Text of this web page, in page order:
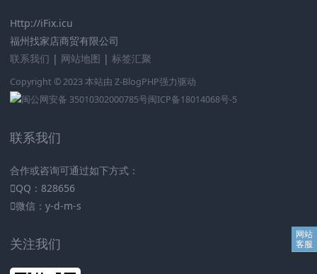
Http://iFix.icu
福州找家店商贸有限公司
联系我们 | 网站地图 | 标签汇聚
Copyright © 2023 本站由 Z-BlogPHP强力驱动
闽公网安备 35010302000785号闽ICP备18014068号-5
联系我们
合作或咨询可通过如下方式：
QQ：828656
微信：y-d-m-s
关注我们